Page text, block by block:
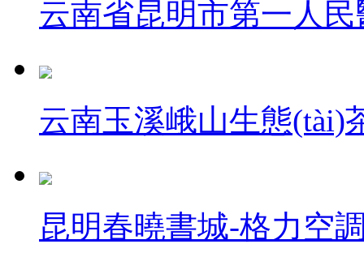
云南省昆明市第一人
云南玉溪峨山生態(tài)
昆明春曉書城-格力空